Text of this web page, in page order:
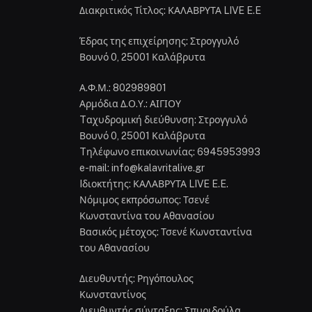
Διακριτικός Τίτλος: ΚΑΛΑΒΡΥΤΑ LIVE E.E
Έδρας της επιχείρησης: Στρογγυλό
Βουνό 0, 25001 Καλάβρυτα
Α.Φ.Μ.: 802989801
Αρμόδια Δ.Ο.Υ.: ΑΙΓΙΟΥ
Tαχυδρομική διεύθυνση: Στρογγυλό
Βουνό 0, 25001 Καλάβρυτα
Tηλέφωνο επικοινωνίας: 6945953993
e-mail: info@kalavritalive.gr
Iδιοκτήτης: ΚΑΛΑΒΡΥΤΑ LIVE E.E.
Νόμιμος εκπρόσωπος: Τσενέ
Κωνσταντίνα του Αθανασίου
Βασικός μέτοχος: Τσενέ Κωνσταντίνα
του Αθανασίου
Διευθυντής: Ρηγόπουλος
Κωνσταντίνος